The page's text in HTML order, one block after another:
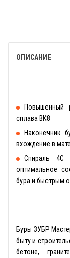
ОПИСАНИЕ
Повышенный
сплава ВК8
Наконечник
вхождение в
Спираль 4С
оптимальное
бура и быстрым
Буры ЗУБР
быту и
бетоне,